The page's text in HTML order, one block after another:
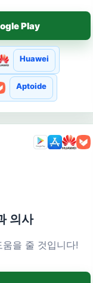
Play
Huawei
Aptoide
의사
을 줄 것입니다!